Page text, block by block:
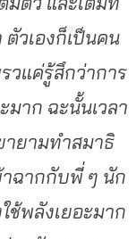
วเองก็เป็นคน
วแค่รู้สึกว่าการ
มาก ฉะนั้นเวลา
ายามทำสมาธิ
าฉากกับพี่ ๆ นัก
ช้พลังเยอะมาก